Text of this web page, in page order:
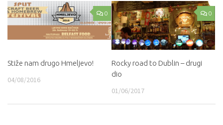
0
Stiže nam drugo Hmeljevo!
04/08/2016
0
Rocky road to Dublin – drugi
dio
01/06/2017